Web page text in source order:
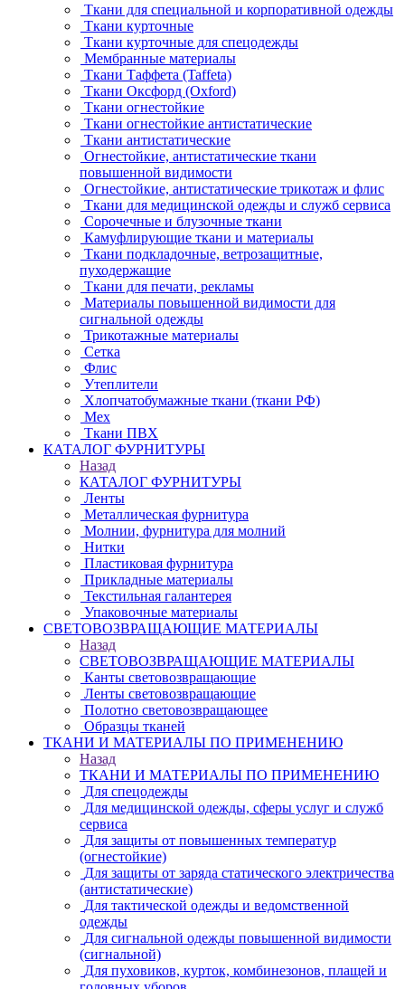
Ткани для специальной и корпоративной одежды
Ткани курточные
Ткани курточные для спецодежды
Мембранные материалы
Ткани Таффета (Taffeta)
Ткани Оксфорд (Oxford)
Ткани огнестойкие
Ткани огнестойкие антистатические
Ткани антистатические
Огнестойкие, антистатические ткани
повышенной видимости
Огнестойкие, антистатические трикотаж и флис
Ткани для медицинской одежды и служб сервиса
Сорочечные и блузочные ткани
Камуфлирующие ткани и материалы
Ткани подкладочные, ветрозащитные,
пуходержащие
Ткани для печати, рекламы
Материалы повышенной видимости для
сигнальной одежды
Трикотажные материалы
Сетка
Флис
Утеплители
Хлопчатобумажные ткани (ткани РФ)
Мех
Ткани ПВХ
КАТАЛОГ ФУРНИТУРЫ
Назад
КАТАЛОГ ФУРНИТУРЫ
Ленты
Металлическая фурнитура
Молнии, фурнитура для молний
Нитки
Пластиковая фурнитура
Прикладные материалы
Текстильная галантерея
Упаковочные материалы
СВЕТОВОЗВРАЩАЮЩИЕ МАТЕРИАЛЫ
Назад
СВЕТОВОЗВРАЩАЮЩИЕ МАТЕРИАЛЫ
Канты световозвращающие
Ленты световозвращающие
Полотно световозвращающее
Образцы тканей
ТКАНИ И МАТЕРИАЛЫ ПО ПРИМЕНЕНИЮ
Назад
ТКАНИ И МАТЕРИАЛЫ ПО ПРИМЕНЕНИЮ
Для спецодежды
Для медицинской одежды, сферы услуг и служб
сервиса
Для защиты от повышенных температур
(огнестойкие)
Для защиты от заряда статического электричества
(антистатические)
Для тактической одежды и ведомственной
одежды
Для сигнальной одежды повышенной видимости
(сигнальной)
Для пуховиков, курток, комбинезонов, плащей и